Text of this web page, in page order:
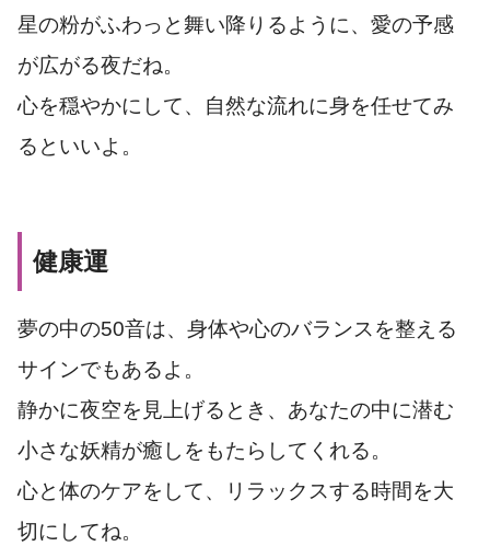
星の粉がふわっと舞い降りるように、愛の予感
が広がる夜だね。
心を穏やかにして、自然な流れに身を任せてみ
るといいよ。
健康運
夢の中の50音は、身体や心のバランスを整える
サインでもあるよ。
静かに夜空を見上げるとき、あなたの中に潜む
小さな妖精が癒しをもたらしてくれる。
心と体のケアをして、リラックスする時間を大
切にしてね。